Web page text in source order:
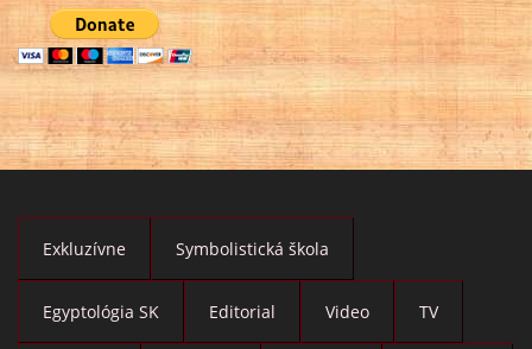
Exkluzívne Symbolistická škola
Egyptológia SK Editorial Video TV